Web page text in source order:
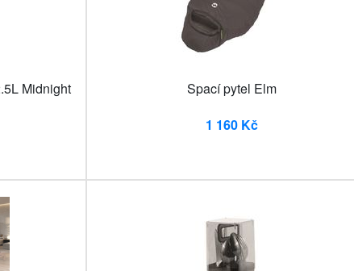
Midnight
Spací pytel Elm
1 160 Kč